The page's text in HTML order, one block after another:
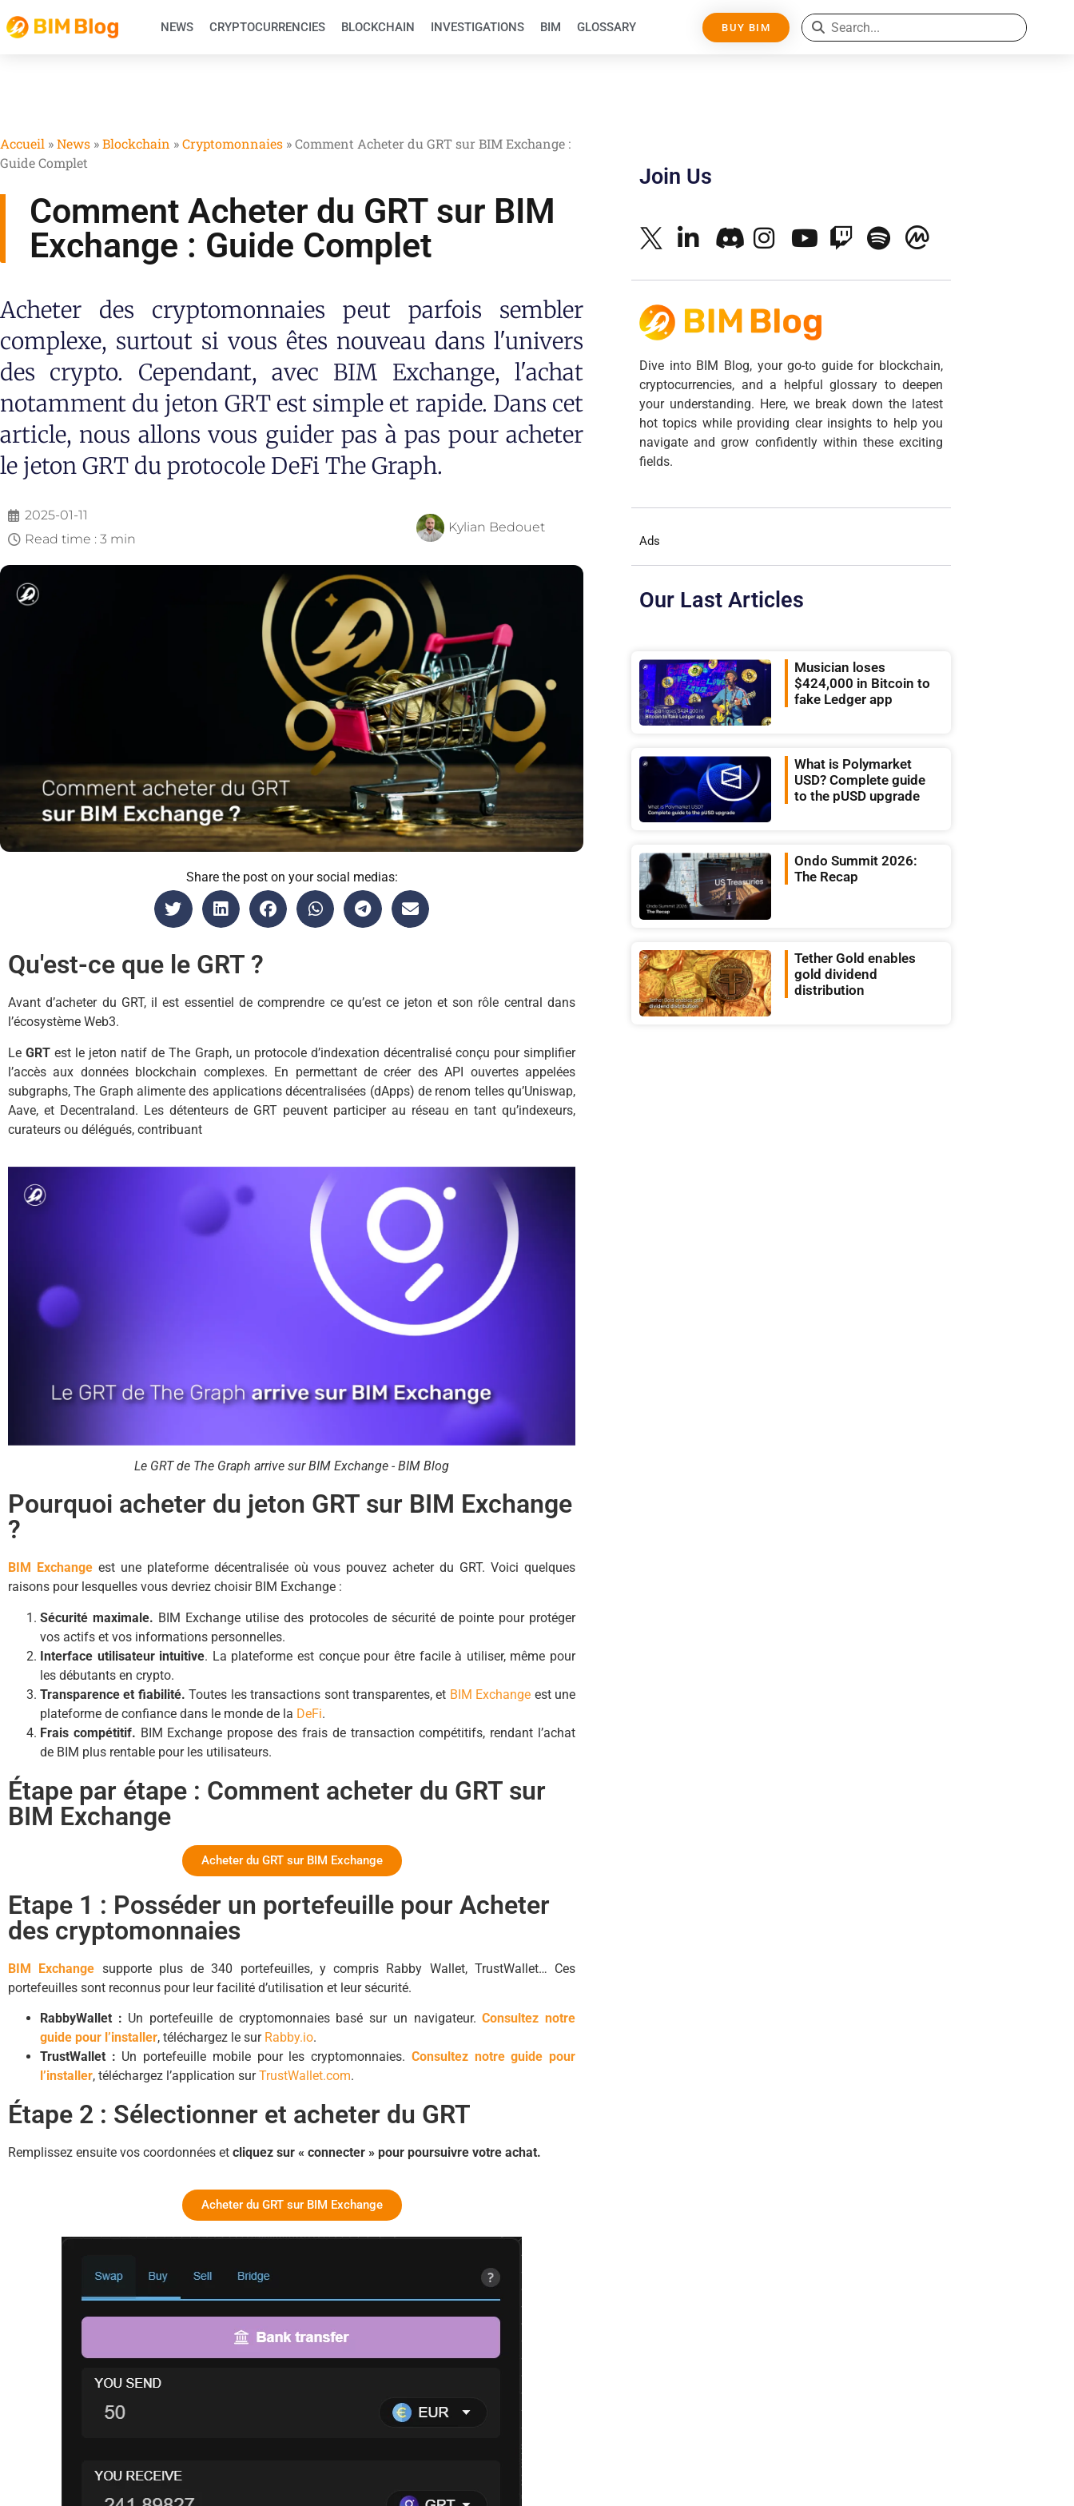
NEWS CRYPTOCURRENCIES BLOCKCHAIN INVESTIGATIONS BIM GLOSSARY BUY BIM
Accueil »News »Blockchain »Cryptomonnaies »Comment Acheter du GRT sur BIM Exchange :
Guide Complet
Comment Acheter du GRT sur BIM
Exchange : Guide Complet
Acheter des cryptomonnaies peut parfois sembler
complexe, surtout si vous êtes nouveau dans l'univers
des crypto. Cependant, avec BIM Exchange, l'achat
notamment du jeton GRT est simple et rapide. Dans cet
article, nous allons vous guider pas à pas pour acheter
le jeton GRT du protocole DeFi The Graph.
2025-01-11
Read time : 3 min
Kylian Bedouet
Share the post on your social medias:
Qu'est-ce que le GRT ?
Avant d’acheter du GRT, il est essentiel de comprendre ce qu’est ce jeton et son rôle central dans
l’écosystème Web3.
LeGRT est le jeton natif de The Graph, un protocole d’indexation décentralisé conçu pour simplifier
l’accès aux données blockchain complexes. En permettant de créer des API ouvertes appelées
subgraphs, The Graph alimente des applications décentralisées (dApps) de renom telles qu’Uniswap,
Aave, et Decentraland. Les détenteurs de GRT peuvent participer au réseau en tant qu’indexeurs,
curateurs ou délégués, contribuant
Le GRT de The Graph arrive sur BIM Exchange - BIM Blog
Pourquoi acheter du jeton GRT sur BIM Exchange
?
BIM Exchangeest une plateforme décentralisée où vous pouvez acheter du GRT. Voici quelques
raisons pour lesquelles vous devriez choisir BIM Exchange :
Sécurité maximale. BIM Exchange utilise des protocoles de sécurité de pointe pour protéger
vos actifs et vos informations personnelles.
Interface utilisateur intuitive. La plateforme est conçue pour être facile à utiliser, même pour
les débutants en crypto.
Transparence et fiabilité.Toutes les transactions sont transparentes, et BIM Exchange est une
plateforme de confiance dans le monde de la DeFi.
Frais compétitif. BIM Exchange propose des frais de transaction compétitifs, rendant l’achat
de BIM plus rentable pour les utilisateurs.
Étape par étape : Comment acheter du GRT sur
BIM Exchange
Acheter du GRT sur BIM Exchange
Etape 1 : Posséder un portefeuille pour Acheter
des cryptomonnaies
BIM Exchange supporte plus de 340 portefeuilles, y compris Rabby Wallet, TrustWallet… Ces
portefeuilles sont reconnus pour leur facilité d’utilisation et leur sécurité.
RabbyWallet : Un portefeuille de cryptomonnaies basé sur un navigateur. Consultez notre
guide pour l’installer, téléchargez le sur Rabby.io.
TrustWallet : Un portefeuille mobile pour les cryptomonnaies. Consultez notre guide pour
l’installer, téléchargez l’application surTrustWallet.com.
Étape 2 : Sélectionner et acheter du GRT
Remplissez ensuite vos coordonnées et cliquez sur « connecter » pour poursuivre votre achat.
Acheter du GRT sur BIM Exchange
Join Us
Dive into BIM Blog, your go-to guide for blockchain,
cryptocurrencies, and a helpful glossary to deepen
your understanding. Here, we break down the latest
hot topics while providing clear insights to help you
navigate and grow confidently within these exciting
fields.
Ads
Our Last Articles
Musician loses
$424,000 in Bitcoin to
fake Ledger app
What is Polymarket
USD? Complete guide
to the pUSD upgrade
Ondo Summit 2026:
The Recap
Tether Gold enables
gold dividend
distribution